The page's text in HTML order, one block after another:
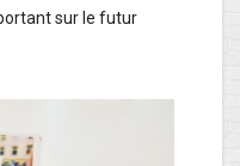
sur le futur